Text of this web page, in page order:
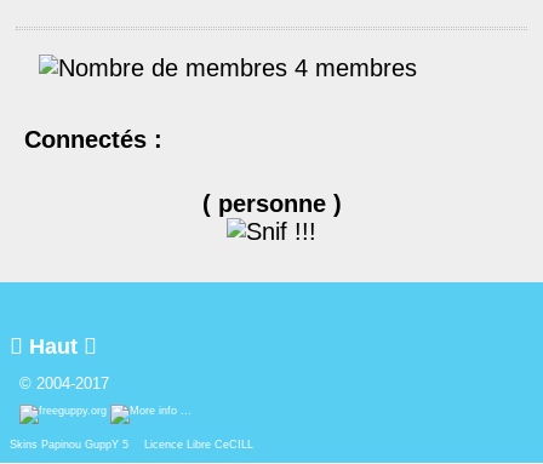
4 membres
Connectés :
( personne )
 Haut 
© 2004-2017
Skins Papinou GuppY 5 Licence Libre CeCILL